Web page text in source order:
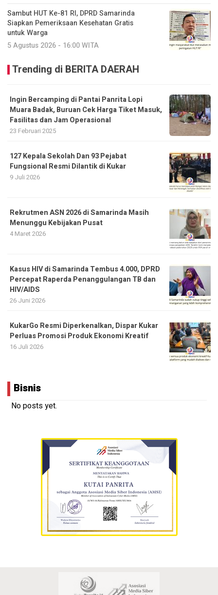
Sambut HUT Ke-81 RI, DPRD Samarinda
Siapkan Pemeriksaan Kesehatan Gratis
untuk Warga
5 Agustus 2026 - 16:00 WITA
Trending di BERITA DAERAH
Ingin Bercamping di Pantai Panrita Lopi
Muara Badak, Buruan Cek Harga Tiket Masuk,
Fasilitas dan Jam Operasional
23 Februari 2025
127 Kepala Sekolah Dan 93 Pejabat
Fungsional Resmi Dilantik di Kukar
9 Juli 2026
Rekrutmen ASN 2026 di Samarinda Masih
Menunggu Kebijakan Pusat
4 Maret 2026
Kasus HIV di Samarinda Tembus 4.000, DPRD
Percepat Raperda Penanggulangan TB dan
HIV/AIDS
26 Juni 2026
KukarGo Resmi Diperkenalkan, Dispar Kukar
Perluas Promosi Produk Ekonomi Kreatif
16 Juli 2026
Bisnis
No posts yet.